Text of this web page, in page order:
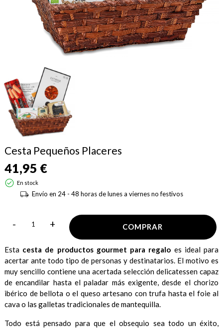
Cesta Pequeños Placeres
41,95 €
En stock
Envío en 24 - 48 horas de lunes a viernes no festivos
- + COMPRAR
Esta cesta de productos gourmet para regalo es ideal para
acertar ante todo tipo de personas y destinatarios. El motivo es
muy sencillo contiene una acertada selección delicatessen capaz
de encandilar hasta el paladar más exigente, desde el chorizo
ibérico de bellota o el queso artesano con trufa hasta el foie al
cava o las galletas tradicionales de mantequilla.
Todo está pensado para que el obsequio sea todo un éxito,